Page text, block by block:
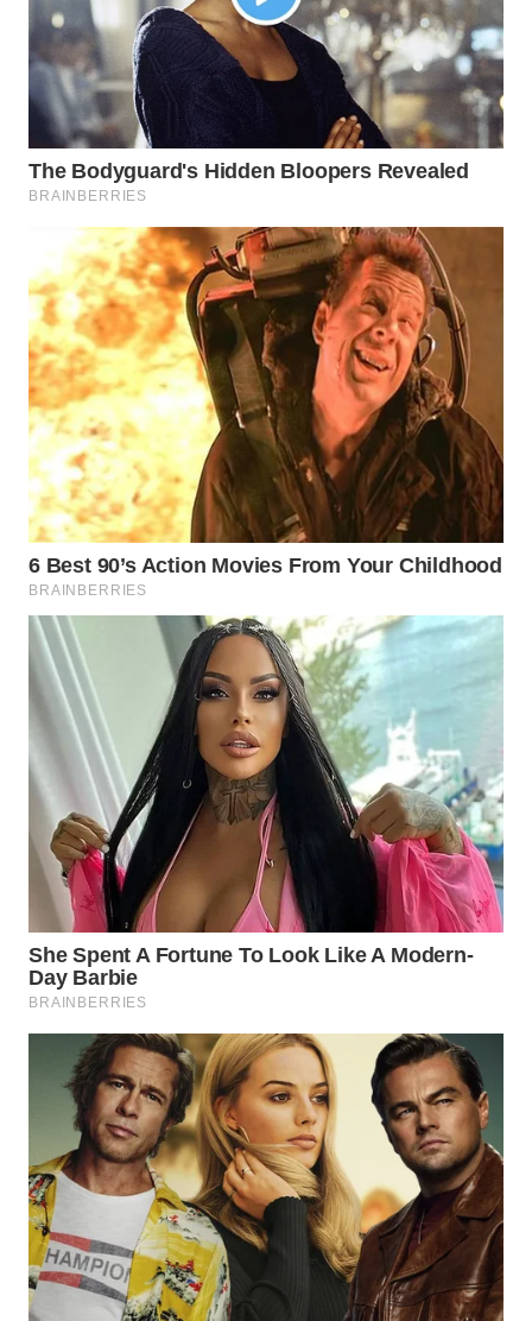
WN
TANGERANG
WN
BINJAI
WN
CIREBON
WN
INDRAMAYU
WN
KUNINGAN
WN
MAJALENGKA
WN
SUBANG
WN
SUKABUMI
WN
PURWAKARTA
WN
PRIANGAN
TIMUR
WN
SEMARANG
SOLO
WN
BOROBUDUR
WN
MADURA
WN
SURABAYA